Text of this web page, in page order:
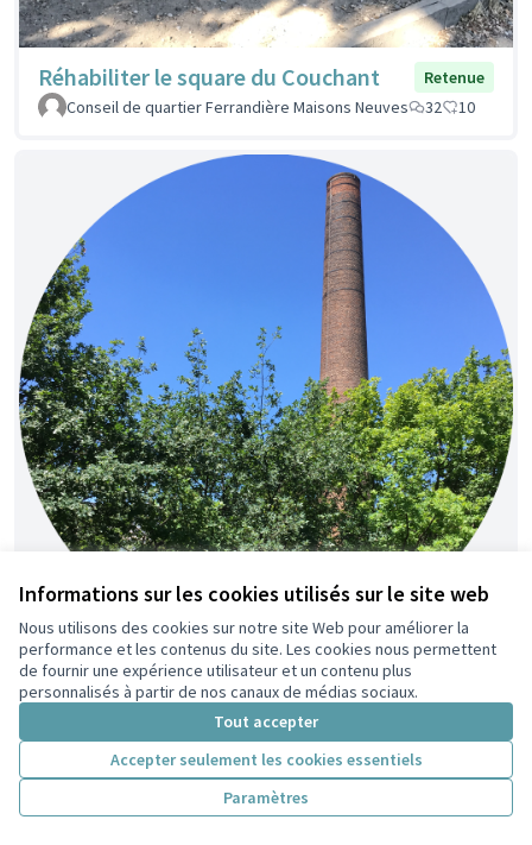
Informations sur les cookies utilisés sur le site web
Nous utilisons des cookies sur notre site Web pour améliorer la
performance et les contenus du site. Les cookies nous permettent
de fournir une expérience utilisateur et un contenu plus
personnalisés à partir de nos canaux de médias sociaux.
Tout accepter
Accepter seulement les cookies essentiels
Paramètres
Réhabiliter le square du Couchant
Retenue
Conseil de quartier Ferrandière Maisons Neuves
32 10
Renaturons le Parc du Centre !
Nico
7 36